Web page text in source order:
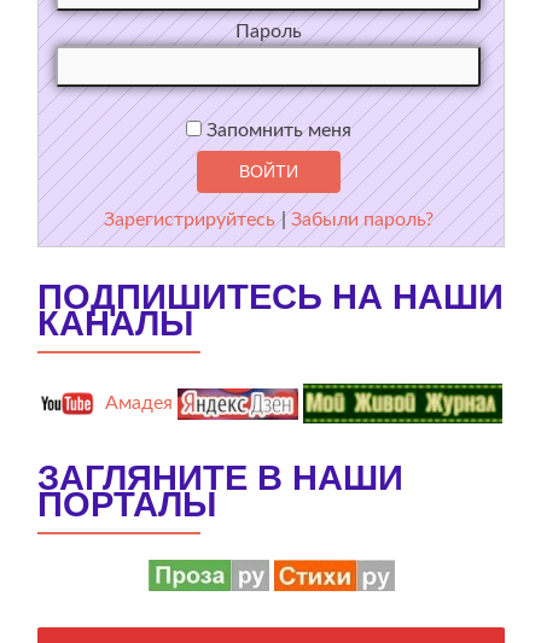
Пароль
Запомнить меня
Зарегистрируйтесь |Забыли пароль?
ПОДПИШИТЕСЬ НА НАШИ
КАНАЛЫ
Амадея
ЗАГЛЯНИТЕ В НАШИ
ПОРТАЛЫ